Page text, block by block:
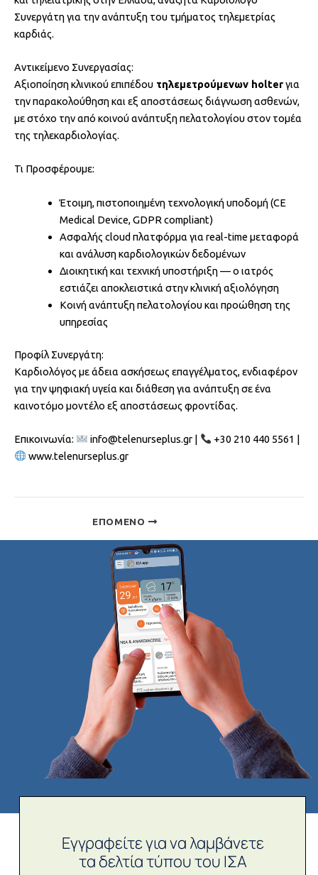
Συνεργάτη για την ανάπτυξη του τμήματος τηλεμετρίας
καρδιάς.
Αντικείμενο Συνεργασίας:
Αξιοποίηση κλινικού επιπέδου τηλεμετρούμενων holterγια
την παρακολούθηση και εξ αποστάσεως διάγνωση ασθενών,
με στόχο την από κοινού ανάπτυξη πελατολογίου στον τομέα
της τηλεκαρδιολογίας.
Τι Προσφέρουμε:
Έτοιμη, πιστοποιημένη τεχνολογική υποδομή (CE
Medical Device, GDPR compliant)
Ασφαλής cloud πλατφόρμα για real-time μεταφορά
και ανάλυση καρδιολογικών δεδομένων
Διοικητική και τεχνική υποστήριξη — ο ιατρός
εστιάζει αποκλειστικά στην κλινική αξιολόγηση
Κοινή ανάπτυξη πελατολογίου και προώθηση της
υπηρεσίας
Προφίλ Συνεργάτη:
Καρδιολόγος με άδεια ασκήσεως επαγγέλματος, ενδιαφέρον
για την ψηφιακή υγεία και διάθεση για ανάπτυξη σε ένα
καινοτόμο μοντέλο εξ αποστάσεως φροντίδας.
Επικοινωνία: info@telenurseplus.gr |
+30 210 440 5561 |
www.telenurseplus.gr
ΕΠΌΜΕΝΟ
Εγγραφείτε για να λαμβάνετε
τα δελτία τύπου του ΙΣΑ